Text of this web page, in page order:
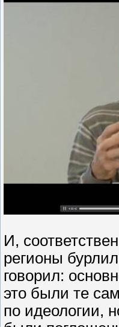
И,
регионы
говорил:
это были те
по идеологии,